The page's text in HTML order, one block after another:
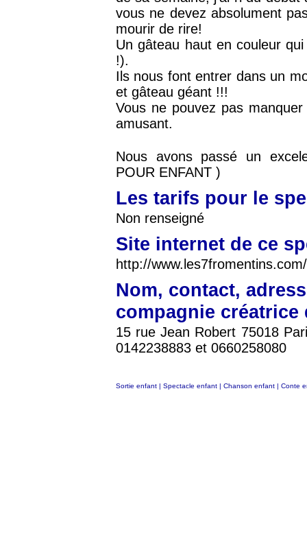
vous ne devez absolument
mourir de rire!
Un gâteau haut en couleur
!).
Ils nous font entrer dans un
et gâteau géant !!!
Vous ne pouvez pas
amusant.
Nous avons passé un
POUR ENFANT )
Les tarifs pour le
Non renseigné
Site internet de ce
http://
Nom, contact,
compagnie créatrice
15 rue Jean Robert 75018
0142238883 et 0660258080
Sortie enfant | Spectacle enfant | Chanson enfant | Conte